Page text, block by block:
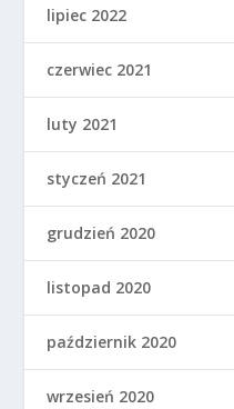
lipiec 2022
czerwiec 2021
luty 2021
styczeń 2021
grudzień 2020
listopad 2020
październik 2020
wrzesień 2020